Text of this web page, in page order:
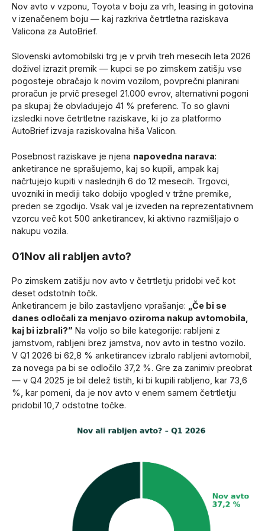
Nov avto v vzponu, Toyota v boju za vrh, leasing in gotovina
v izenačenem boju — kaj razkriva četrtletna raziskava
Valicona za AutoBrief.
Slovenski avtomobilski trg je v prvih treh mesecih leta 2026
doživel izrazit premik — kupci se po zimskem zatišju vse
pogosteje obračajo k novim vozilom, povprečni planirani
proračun je prvič presegel 21.000 evrov, alternativni pogoni
pa skupaj že obvladujejo 41 % preferenc. To so glavni
izsledki nove četrtletne raziskave, ki jo za platformo
AutoBrief izvaja raziskovalna hiša Valicon.
Posebnost raziskave je njena napovedna narava:
anketirance ne sprašujemo, kaj so kupili, ampak kaj
načrtujejo kupiti v naslednjih 6 do 12 mesecih. Trgovci,
uvozniki in mediji tako dobijo vpogled v tržne premike,
preden se zgodijo. Vsak val je izveden na reprezentativnem
vzorcu več kot 500 anketirancev, ki aktivno razmišljajo o
nakupu vozila.
01Nov ali rabljen avto?
Po zimskem zatišju nov avto v četrtletju pridobi več kot
deset odstotnih točk.
Anketirancem je bilo zastavljeno vprašanje:
„Če bi se
danes odločali za menjavo oziroma nakup avtomobila,
kaj bi izbrali?” Na voljo so bile kategorije: rabljeni z
jamstvom, rabljeni brez jamstva, nov avto in testno vozilo.
V Q1 2026 bi 62,8 % anketirancev izbralo rabljeni avtomobil,
za novega pa bi se odločilo 37,2 %. Gre za zanimiv preobrat
— v Q4 2025 je bil delež tistih, ki bi kupili rabljeno, kar 73,6
%, kar pomeni, da je nov avto v enem samem četrtletju
pridobil 10,7 odstotne točke.